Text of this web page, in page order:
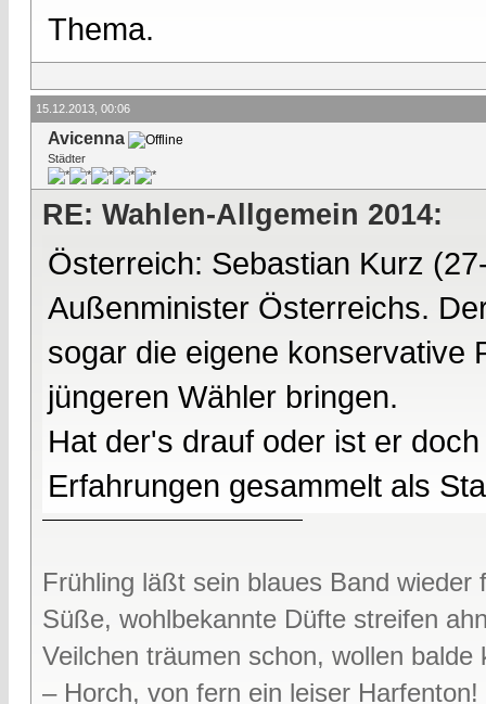
Thema.
15.12.2013, 00:06
Avicenna
Städter
RE: Wahlen-Allgemein 2014:
Österreich: Sebastian Kurz
Außenminister Österreichs.
sogar die eigene konservative
jüngeren Wähler bringen.
Hat der's drauf oder ist er
Erfahrungen gesammelt als
Frühling läßt sein blaues Band wieder
Süße, wohlbekannte Düfte streifen
Veilchen träumen schon, wollen balde
– Horch, von fern ein leiser Harfenton!